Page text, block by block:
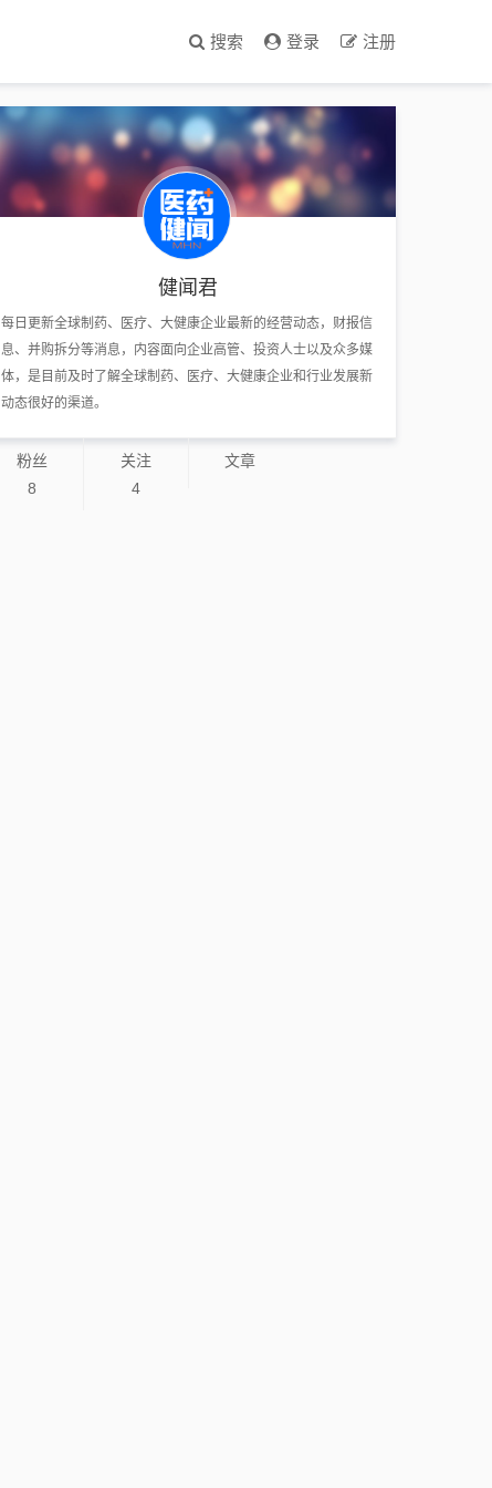
搜索 登录 注册
健闻君
每日更新全球制药、医疗、大健康企业最新的经营动态，财报信
息、并购拆分等消息，内容面向企业高管、投资人士以及众多媒
体，是目前及时了解全球制药、医疗、大健康企业和行业发展新
动态很好的渠道。
粉丝
8
关注
4
文章